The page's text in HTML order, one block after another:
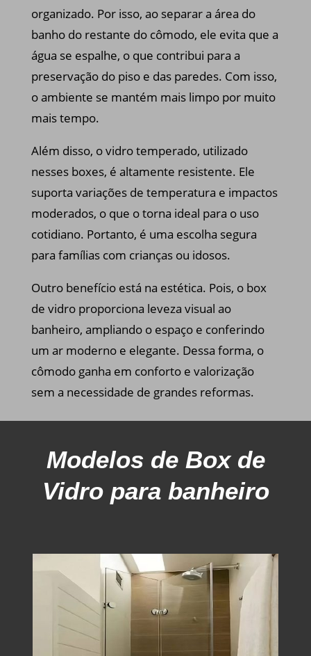
organizado. Por isso, ao separar a área do
banho do restante do cômodo, ele evita que a
água se espalhe, o que contribui para a
preservação do piso e das paredes. Com isso,
o ambiente se mantém mais limpo por muito
mais tempo.
Além disso, o vidro temperado, utilizado
nesses boxes, é altamente resistente. Ele
suporta variações de temperatura e impactos
moderados, o que o torna ideal para o uso
cotidiano. Portanto, é uma escolha segura
para famílias com crianças ou idosos.
Outro benefício está na estética. Pois, o box
de vidro proporciona leveza visual ao
banheiro, ampliando o espaço e conferindo
um ar moderno e elegante. Dessa forma, o
cômodo ganha em conforto e valorização
sem a necessidade de grandes reformas.
Modelosde Box de
Vidro para banheiro